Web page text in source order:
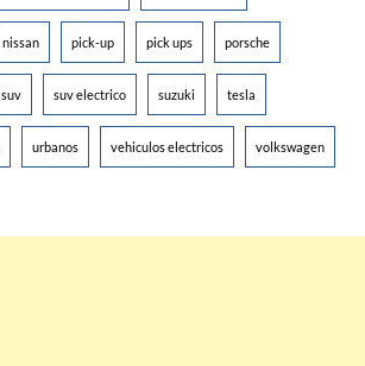
nissan pick-up pick ups porsche
suv suv electrico suzuki tesla
urbanos vehiculos electricos volkswagen